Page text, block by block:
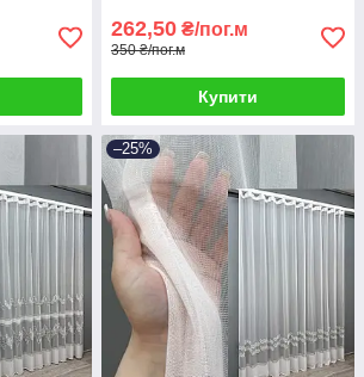
262,50 ₴/пог.м
350 ₴/пог.м
Купити
–25%